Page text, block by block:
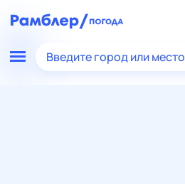
Введите город или место